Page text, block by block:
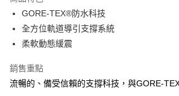
宅配
每筆NT$100，滿NT$3,500(含以上)免運費
GORE-TEX®防水科技
全方位軌道導引支撐系統
柔軟動態緩震
銷售重點
流暢的、備受信賴的支撐科技，與